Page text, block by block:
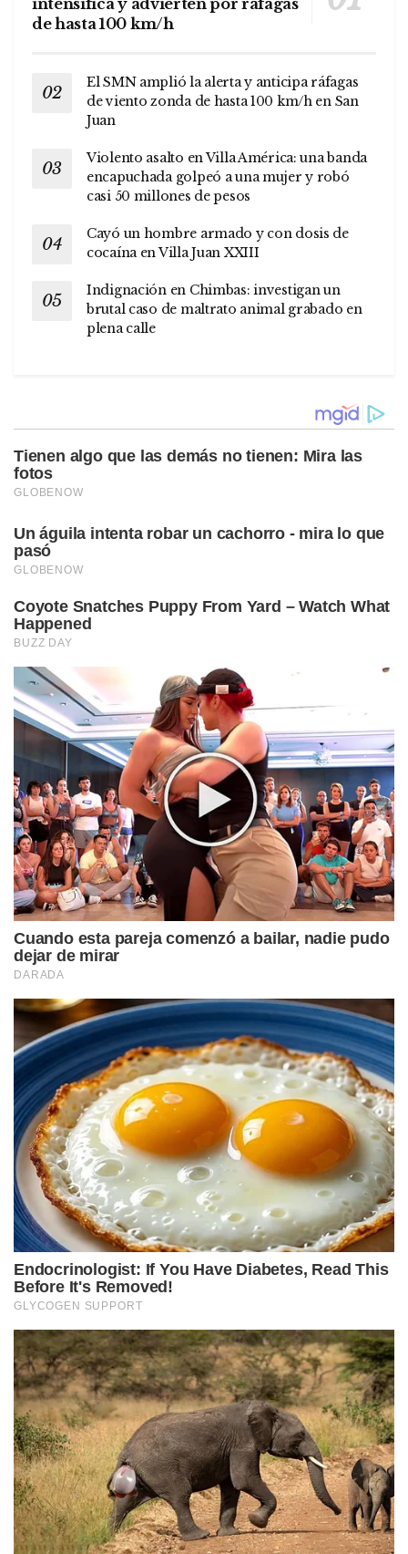
intensifica y advierten por ráfagas
de hasta 100 km/h
El SMN amplió la alerta y anticipa ráfagas
de viento zonda de hasta 100 km/h en San
Juan
Violento asalto en Villa América: una banda
encapuchada golpeó a una mujer y robó
casi 50 millones de pesos
Cayó un hombre armado y con dosis de
cocaína en Villa Juan XXIII
Indignación en Chimbas: investigan un
brutal caso de maltrato animal grabado en
plena calle